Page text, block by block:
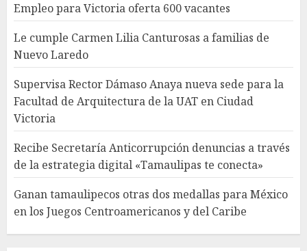
Empleo para Victoria oferta 600 vacantes
Le cumple Carmen Lilia Canturosas a familias de
Nuevo Laredo
Supervisa Rector Dámaso Anaya nueva sede para la
Facultad de Arquitectura de la UAT en Ciudad
Victoria
Recibe Secretaría Anticorrupción denuncias a través
de la estrategia digital «Tamaulipas te conecta»
Ganan tamaulipecos otras dos medallas para México
en los Juegos Centroamericanos y del Caribe